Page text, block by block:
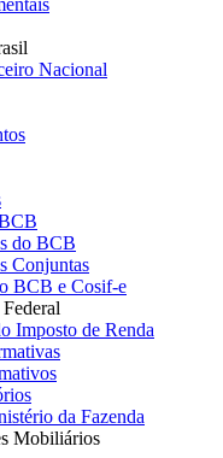
Nacional
do BCB
Conjuntas
BCB e Cosif-e
Imposto de Renda
da Fazenda
Mobiliários